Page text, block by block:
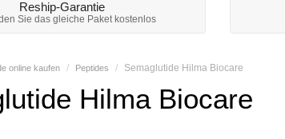
Reship-Garantie
Sie das gleiche Paket kostenlos
online kaufen Peptides Semaglutide Hilma Biocare
Hilma Biocare